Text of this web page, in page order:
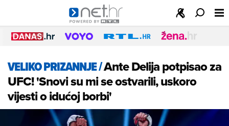
VELIKO PRIZANNJE/Ante Delija potpisao za
UFC! 'Snovi su mi se ostvarili, uskoro
vijesti o idućoj borbi'